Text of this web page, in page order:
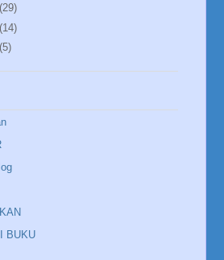
(29)
(14)
(5)
BUKU